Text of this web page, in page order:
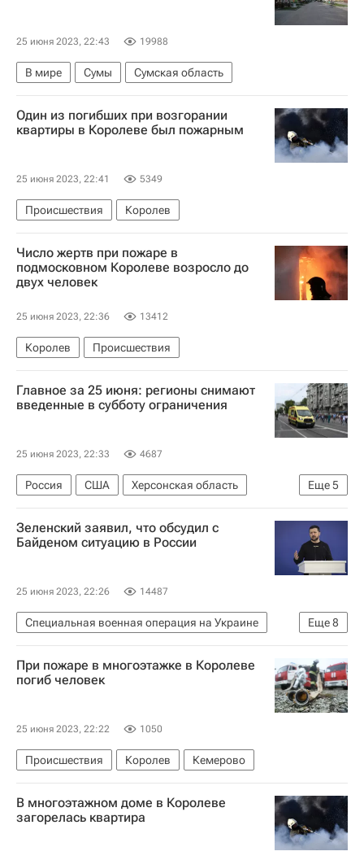
25 июня 2023, 22:43 19988
В мире Сумы Сумская область
Один из погибших при возгорании
квартиры в Королеве был пожарным
25 июня 2023, 22:41 5349
Происшествия Королев
Число жертв при пожаре в
подмосковном Королеве возросло до
двух человек
25 июня 2023, 22:36 13412
Королев Происшествия
Главное за 25 июня: регионы снимают
введенные в субботу ограничения
25 июня 2023, 22:33 4687
Еще5
Россия США
Херсонская область
Василий Голубев
Евгений Пригожин
НАТО
Алексей Логвиненко В мире
Зеленский заявил, что обсудил с
Байденом ситуацию в России
25 июня 2023, 22:26 14487
Еще8
Специальная военная операция на Украине
В мире
Россия
Джо Байден
Владимир Зеленский
Украина
При пожаре в многоэтажке в Королеве
погиб человек
25 июня 2023, 22:22 1050
Происшествия Королев Кемерово
В многоэтажном доме в Королеве
загорелась квартира